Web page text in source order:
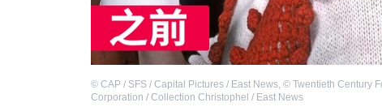
© CAP / SFS / Capital Pictures / East News, © Twentieth Century
Corporation / Collection Christophel / East News